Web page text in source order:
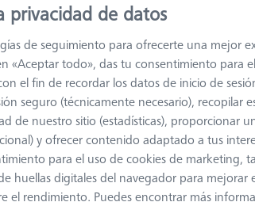
Clasificar resultados
Disponibilidad
privacidad de datos
de seguimiento para ofrecerte una mejor
«Aceptar todo», das tu consentimiento para
el fin de recordar los datos de inicio de
seguro (técnicamente necesario), recopilar
de nuestro sitio (estadísticas), proporcionar
y ofrecer contenido adaptado a tus
para el uso de cookies de marketing,
huellas digitales del navegador para mejorar
el rendimiento. Puedes encontrar más